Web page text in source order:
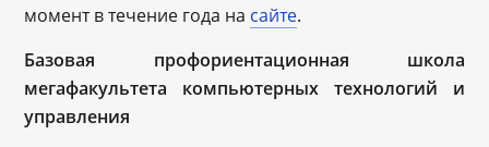
момент в течение года на сайте.
Базовая профориентационная школа
мегафакультета компьютерных технологий и
управления